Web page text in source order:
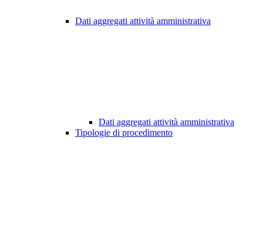
Dati aggregati attività amministrativa
Dati aggregati attività amministrativa
Tipologie di procedimento